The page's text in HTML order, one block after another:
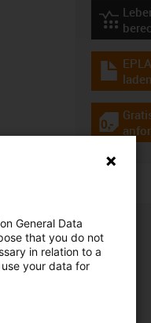
igus-
igus-laden
igus-
General Data
that you do not
in relation to a
your data for